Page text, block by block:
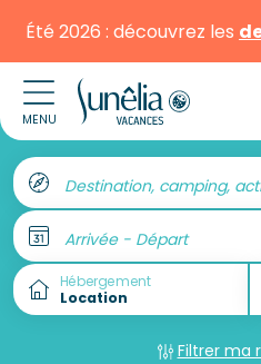
Été 2026 : découvrez les
MENU
Destination, camping,
Arrivée - Départ
Hébergement
Filtrer ma